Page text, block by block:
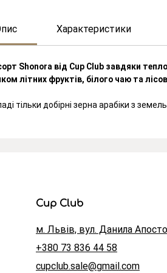
Характеристики
Shonora від Cup Club завдяки
літних фруктів, білого чаю та
тільки добірні зерна арабіки з
Cup Club
м. Львів, вул. Данила
+380 73 836 44 58
cupclub.sale@gmail.com